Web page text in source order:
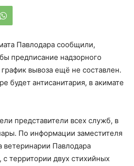
Павлодара сообщили,
предписание надзорного
вывоза ещё не составлен.
будет антисанитария, в акимате
представители всех служб, в
По информации заместителя
ветеринарии Павлодара
с территории двух стихийных